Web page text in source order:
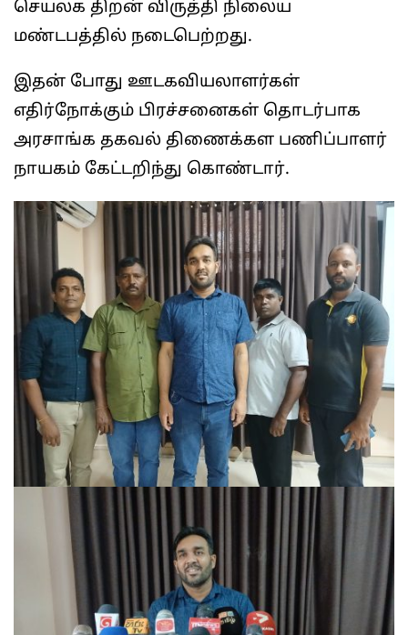
செயலக திறன் விருத்தி நிலைய
மண்டபத்தில் நடைபெற்றது.
இதன் போது ஊடகவியலாளர்கள்
எதிர்நோக்கும் பிரச்சனைகள் தொடர்பாக
அரசாங்க தகவல் திணைக்கள பணிப்பாளர்
நாயகம் கேட்டறிந்து கொண்டார்.